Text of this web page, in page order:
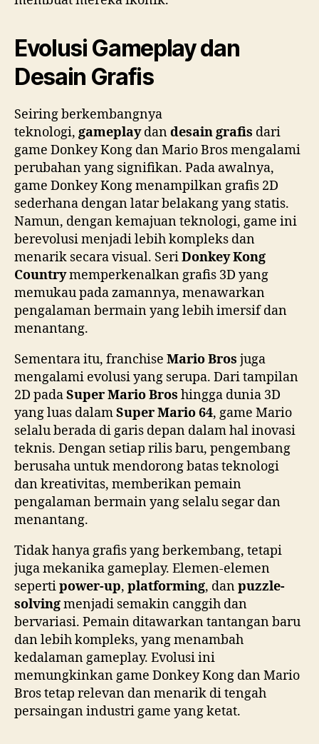
Evolusi Gameplay dan
Desain Grafis
Seiring berkembangnya
teknologi, gameplaydandesain grafis dari
game Donkey Kong dan Mario Bros mengalami
perubahan yang signifikan. Pada awalnya,
game Donkey Kong menampilkan grafis 2D
sederhana dengan latar belakang yang statis.
Namun, dengan kemajuan teknologi, game ini
berevolusi menjadi lebih kompleks dan
menarik secara visual. SeriDonkey Kong
Countrymemperkenalkan grafis 3D yang
memukau pada zamannya, menawarkan
pengalaman bermain yang lebih imersif dan
menantang.
Sementara itu, franchise Mario Bros juga
mengalami evolusi yang serupa. Dari tampilan
2D padaSuper Mario Bros hingga dunia 3D
yang luas dalamSuper Mario 64, game Mario
selalu berada di garis depan dalam hal inovasi
teknis. Dengan setiap rilis baru, pengembang
berusaha untuk mendorong batas teknologi
dan kreativitas, memberikan pemain
pengalaman bermain yang selalu segar dan
menantang.
Tidak hanya grafis yang berkembang, tetapi
juga mekanika gameplay. Elemen-elemen
sepertipower-up, platforming, danpuzzle-
solvingmenjadi semakin canggih dan
bervariasi. Pemain ditawarkan tantangan baru
dan lebih kompleks, yang menambah
kedalaman gameplay. Evolusi ini
memungkinkan game Donkey Kong dan Mario
Bros tetap relevan dan menarik di tengah
persaingan industri game yang ketat.